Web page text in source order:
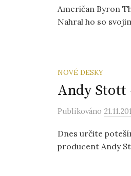
Američan Byron
Nahral ho so
NOVÉ DESKY
Andy Stott
Publikováno
Dnes určite
producent Andy